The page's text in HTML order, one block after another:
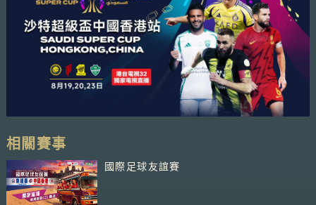
相關賽事
國際足球友誼賽